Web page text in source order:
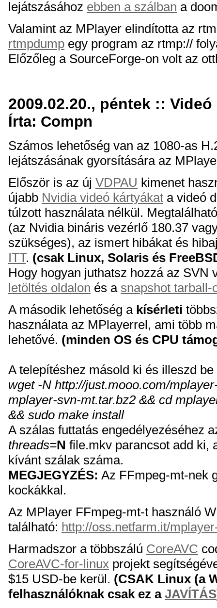
lejátszásához ebben a szálban a
Valamint az MPlayer elindította az
rtmpdump egy program az rtmp://
Előzőleg a SourceForge-on volt az
2009.02.20., péntek ::
Írta: Compn
Számos lehetőség van az 1080-as
lejátszásának gyorsítására az
Először is az új VDPAU kimenet
újabb Nvidia videó kártyákat a videó
túlzott használata nélkül.
(az Nvidia bináris vezérlő 180.37
szükséges), az ismert hibákat és
ITT. (csak Linux, Solaris és
Hogy hogyan juthatsz hozzá az SVN
letöltés oldalon és a snapshot tarball-
A második lehetőség a kísérleti
használata az MPlayerrel, ami több
lehetővé. (minden OS és CPU
A telepítéshez másold ki és illeszd
wget -N http://just.mooo.com/
mplayer-svn-mt.tar.bz2 && cd
&& sudo make install
A szálas futtatás engedélyezéséhez
threads=N file.mkv parancsot add ki,
kívánt szálak száma.
MEGJEGYZÉS: Az FFmpeg-mt-nek
kockákkal.
Az MPlayer FFmpeg-mt-t használó
található: http://oss.netfarm.it/
Harmadszor a többszálú CoreAVC
CoreAVC-for-linux projekt
$15 USD-be kerül. (CSAK Linux (a
felhasználóknak csak ez a JAVÍTÁS